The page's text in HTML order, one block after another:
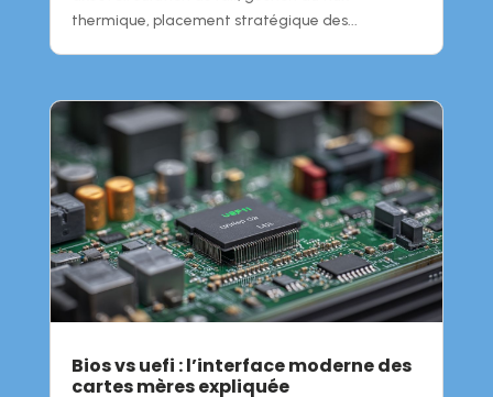
thermique, placement stratégique des...
Bios vs uefi : l’interface moderne des
cartes mères expliquée